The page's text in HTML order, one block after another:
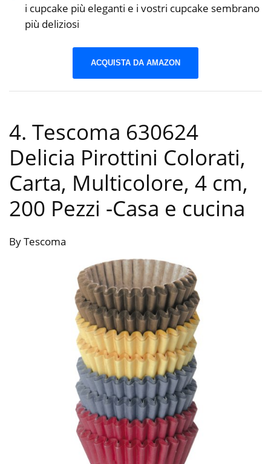
i cupcake più eleganti e i vostri cupcake sembrano
più deliziosi
ACQUISTA DA AMAZON
4. Tescoma 630624
Delicia Pirottini Colorati,
Carta, Multicolore, 4 cm,
200 Pezzi -Casa e cucina
By Tescoma